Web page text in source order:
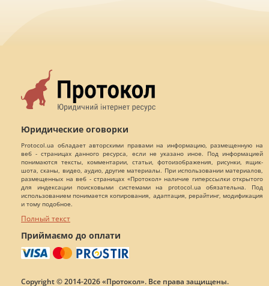
Юридические оговорки
Protocol.ua обладает авторскими правами на информацию, размещенную на
веб - страницах данного ресурса, если не указано иное. Под информацией
понимаются тексты, комментарии, статьи, фотоизображения, рисунки, ящик-
шота, сканы, видео, аудио, другие материалы. При использовании материалов,
размещенных на веб - страницах «Протокол» наличие гиперссылки открытого
для индексации поисковыми системами на protocol.ua обязательна. Под
использованием понимается копирования, адаптация, рерайтинг, модификация
и тому подобное.
Полный текст
Приймаємо до оплати
Copyright © 2014-2026 «Протокол». Все права защищены.